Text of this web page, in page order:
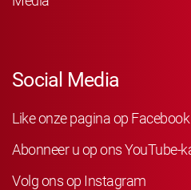
Social Media
Like onze pagina op Facebook
Abonneer u op ons YouTube-
Volg ons op Instagram